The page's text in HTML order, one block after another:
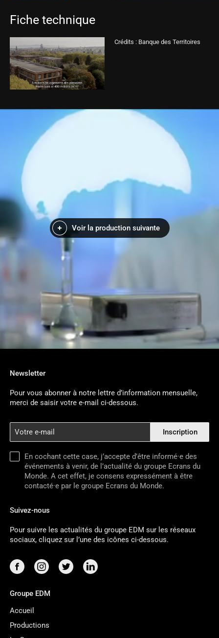
Fiche technique
Crédits : Banque des Territoires
Voir la production suivante
Newsletter
Pour vous abonner à notre lettre d’information mensuelle,
merci de saisir votre e-mail ci-dessous.
En cochant cette case, j’accepte d’être informé·e des
événements à venir, de l’actualité du groupe Ecrans du
Monde. A cet effet, je consens expressément à être
contacté·e par le groupe Ecrans du Monde.
Inscription
Suivez-nous
Pour suivre les actualités du groupe EDM sur les réseaux
sociaux, cliquez sur l’une des icônes ci-dessous.
Groupe EDM
Accueil
Productions